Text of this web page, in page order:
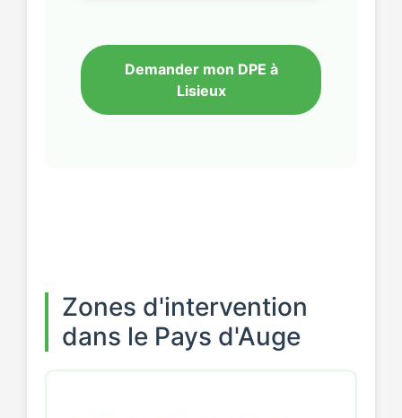
Demander mon DPE à
Lisieux
Zones d'intervention
dans le Pays d'Auge